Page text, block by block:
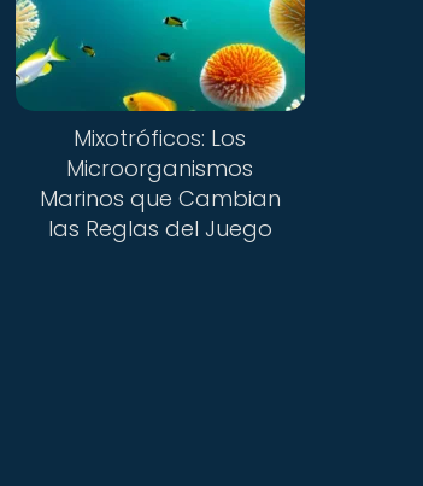
Mixotróficos: Los
Microorganismos
Marinos que Cambian
las Reglas del Juego